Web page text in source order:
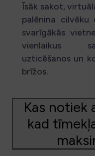
Īsāk sakot,
palēnina
svarīgākās
vienlaikus
uzticēšanos un
brīžos.
Kas notiek
kad